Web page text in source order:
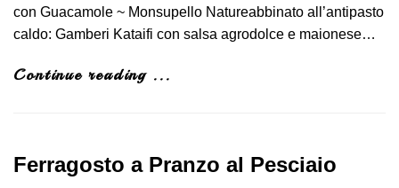
con Guacamole ~ Monsupello Natureabbinato all’antipasto
caldo: Gamberi Kataifi con salsa agrodolce e maionese…
Continue reading ...
Ferragosto a Pranzo al Pesciaio